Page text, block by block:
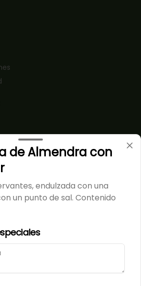
para permitir que Justo use
este sitio, publicar
de Almendra con
endulzada con una
un punto de sal. Contenido